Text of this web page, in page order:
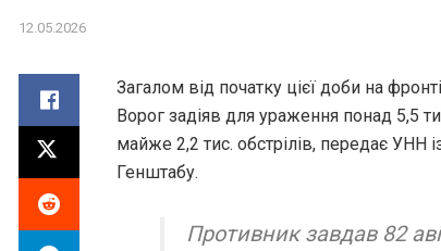
12.05.2026
Загалом від початку цієї доби на
Ворог задіяв для ураження понад 5,5
майже 2,2 тис. обстрілів, передає УНН
Генштабу.
Противник завдав 82